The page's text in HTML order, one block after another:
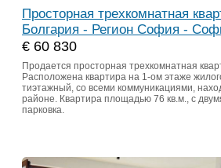
Просторная трехкомнатная
Болгария - Регион София -
€ 60 830
Продается просторная трехкомнатная
Расположена квартира на 1-ом этаже
тиэтажный, со всеми коммуникациями,
районе. Квартира площадью 76 кв.м., с
парковка.